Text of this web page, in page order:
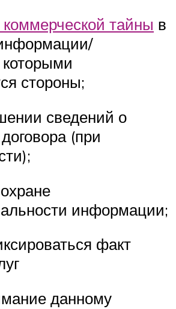
тайны в
стороны;
сведений о
(при
информации;
факт
данному